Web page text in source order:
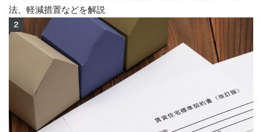
法、軽減措置などを解説